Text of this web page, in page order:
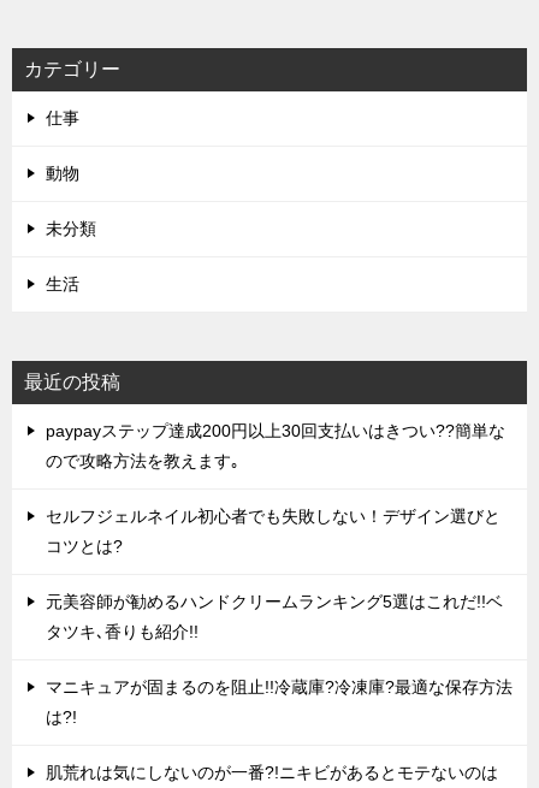
カテゴリー
仕事
動物
未分類
生活
最近の投稿
paypayステップ達成200円以上30回支払いはきつい??簡単な
ので攻略方法を教えます｡
セルフジェルネイル初心者でも失敗しない！デザイン選びと
コツとは?
元美容師が勧めるハンドクリームランキング5選はこれだ!!ベ
タツキ､香りも紹介!!
マニキュアが固まるのを阻止!!冷蔵庫?冷凍庫?最適な保存方法
は?!
肌荒れは気にしないのが一番?!ニキビがあるとモテないのは